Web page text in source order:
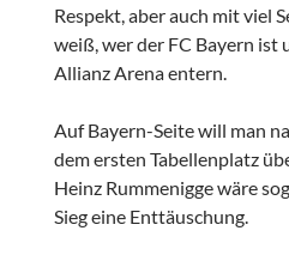
Respekt, aber auch mit viel
weiß, wer der FC Bayern
Allianz Arena entern.
Auf Bayern-Seite will man
dem ersten Tabellenplatz
Heinz Rummenigge wäre
Sieg eine Enttäuschung.